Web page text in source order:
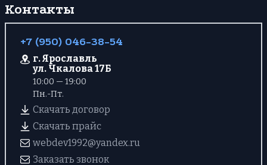
Контакты
+7 (950) 046-38-54
г. Ярославль
ул. Чкалова 17Б
10:00 — 19:00
Пн.-Пт.
Скачать договор
Скачать прайс
webdev1992@yandex.ru
Заказать звонок